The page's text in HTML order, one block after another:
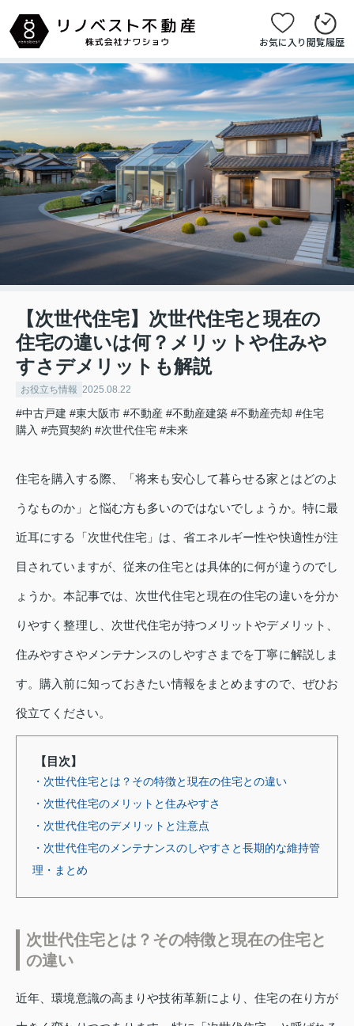
お気に入り閲覧履歴
【次世代住宅】次世代住宅と現在の
住宅の違いは何？メリットや住みや
すさデメリットも解説
お役立ち情報 2025.08.22
#中古戸建 #東大阪市 #不動産 #不動産建築 #不動産売却 #住宅
購入 #売買契約 #次世代住宅 #未来
住宅を購入する際、「将来も安心して暮らせる家とはどのよ
うなものか」と悩む方も多いのではないでしょうか。特に最
近耳にする「次世代住宅」は、省エネルギー性や快適性が注
目されていますが、従来の住宅とは具体的に何が違うのでし
ょうか。本記事では、次世代住宅と現在の住宅の違いを分か
りやすく整理し、次世代住宅が持つメリットやデメリット、
住みやすさやメンテナンスのしやすさまでを丁寧に解説しま
す。購入前に知っておきたい情報をまとめますので、ぜひお
役立てください。
【目次】
・次世代住宅とは？その特徴と現在の住宅との違い
・次世代住宅のメリットと住みやすさ
・次世代住宅のデメリットと注意点
・次世代住宅のメンテナンスのしやすさと長期的な維持管
理 ・まとめ
次世代住宅とは？その特徴と現在の住宅と
の違い
近年、環境意識の高まりや技術革新により、住宅の在り方が